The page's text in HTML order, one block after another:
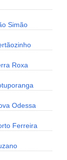
Simão
Roxa
Odessa
Ferreira